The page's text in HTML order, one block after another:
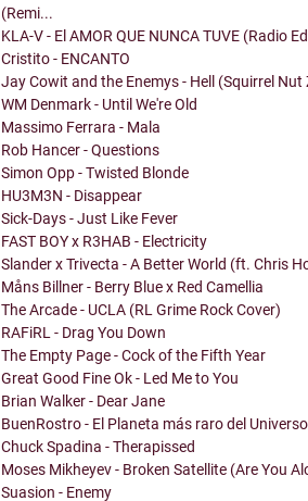
(Remi...
KLA-V - El AMOR QUE NUNCA TUVE (Radio
Cristito - ENCANTO
Jay Cowit and the Enemys - Hell (Squirrel Nut
WM Denmark - Until We're Old
Massimo Ferrara - Mala
Rob Hancer - Questions
Simon Opp - Twisted Blonde
HU3M3N - Disappear
Sick-Days - Just Like Fever
FAST BOY x R3HAB - Electricity
Slander x Trivecta - A Better World (ft. Chris
Måns Billner - Berry Blue x Red Camellia
The Arcade - UCLA (RL Grime Rock Cover)
RAFiRL - Drag You Down
The Empty Page - Cock of the Fifth Year
Great Good Fine Ok - Led Me to You
Brian Walker - Dear Jane
BuenRostro - El Planeta más raro del
Chuck Spadina - Therapissed
Moses Mikheyev - Broken Satellite (Are You
Suasion - Enemy